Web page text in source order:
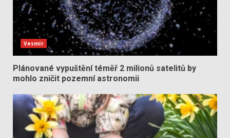
Vesmír
Plánované vypuštění téměř 2 milionů satelitů by
mohlo zničit pozemní astronomii